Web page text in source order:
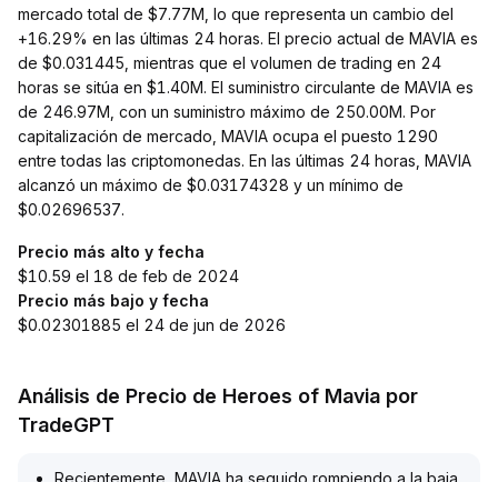
mercado total de $7.77M, lo que representa un cambio del
+16.29% en las últimas 24 horas. El precio actual de MAVIA es
de $0.031445, mientras que el volumen de trading en 24
horas se sitúa en $1.40M. El suministro circulante de MAVIA es
de 246.97M, con un suministro máximo de 250.00M. Por
capitalización de mercado, MAVIA ocupa el puesto 1290
entre todas las criptomonedas. En las últimas 24 horas, MAVIA
alcanzó un máximo de $0.03174328 y un mínimo de
$0.02696537.
Precio más alto y fecha
$10.59 el 18 de feb de 2024
Precio más bajo y fecha
$0.02301885 el 24 de jun de 2026
Análisis de Precio de Heroes of Mavia por
TradeGPT
Recientemente, MAVIA ha seguido rompiendo a la baja